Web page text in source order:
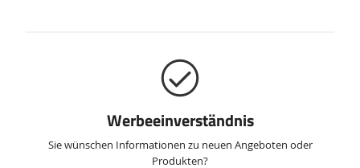
Werbeeinverständnis
Sie wünschen Informationen zu neuen Angeboten oder
Produkten?